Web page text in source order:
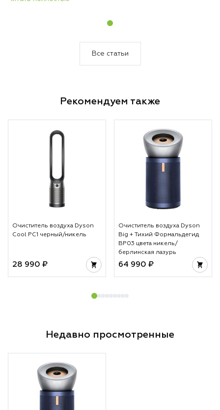
одном месте и выполняет три функции —
перестановки техники, никакого поиска
Все статьи
Рекомендуем также
Очиститель воздуха Dyson
Cool PC1 черный/никель
28 990 ₽
Очиститель воздуха Dyson
Big + Тихий Формальдегид
BP03 цвета никель/
берлинская лазурь
64 990 ₽
Недавно просмотренные